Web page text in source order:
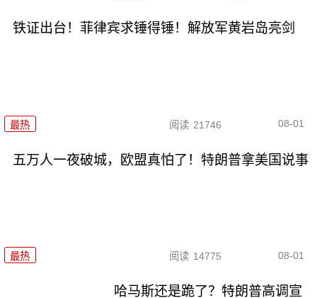
铁证出台！菲律宾求锤得锤！解放军黄岩岛亮剑
最热 阅读 21746 08-01
五万人一夜破城，欧盟真怕了！特朗普拿美国说事
最热 阅读 14775 08-01
哈马斯还是跪了？特朗普高调宣